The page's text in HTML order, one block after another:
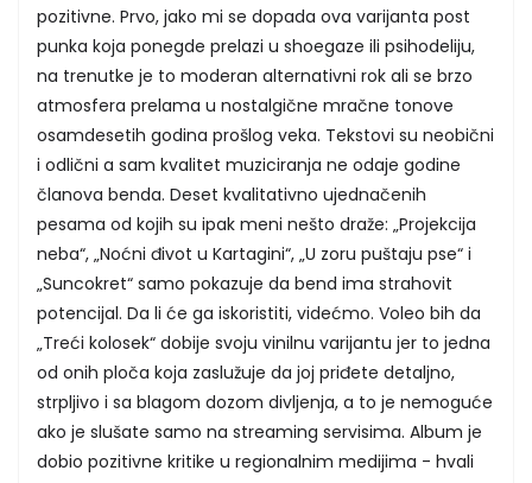
pozitivne. Prvo, jako mi se dopada ova varijanta post
punka koja ponegde prelazi u shoegaze ili psihodeliju,
na trenutke je to moderan alternativni rok ali se brzo
atmosfera prelama u nostalgične mračne tonove
osamdesetih godina prošlog veka. Tekstovi su neobični
i odlični a sam kvalitet muziciranja ne odaje godine
članova benda. Deset kvalitativno ujednačenih
pesama od kojih su ipak meni nešto draže: „Projekcija
neba“, „Noćni đivot u Kartagini“, „U zoru puštaju pse“ i
„Suncokret“ samo pokazuje da bend ima strahovit
potencijal. Da li će ga iskoristiti, videćmo. Voleo bih da
„Treći kolosek“ dobije svoju vinilnu varijantu jer to jedna
od onih ploča koja zaslužuje da joj priđete detaljno,
strpljivo i sa blagom dozom divljenja, a to je nemoguće
ako je slušate samo na streaming servisima. Album je
dobio pozitivne kritike u regionalnim medijima - hvali